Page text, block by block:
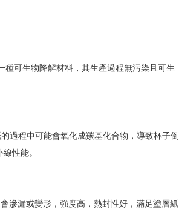
種可生物降解材料，其生產過程無污染且可生
過程中可能會氧化成羰基化合物，導致杯子倒
性能。
滲漏或變形，強度高，熱封性好，滿足塗層紙